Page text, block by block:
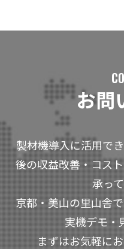
お問
製材機導入に活用で
後の収益改善・コス
承っ
京都・美山の里山舎
実機デモ・
まずはお気軽に